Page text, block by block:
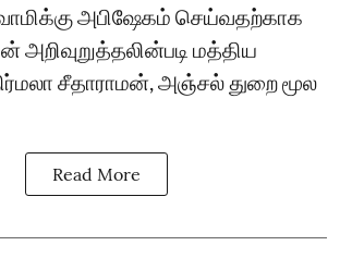
அபிஷேகம் செய்வதற்காக
அறிவுறுத்தலின்படி மத்திய
சீதாராமன், அஞ்சல் துறை மூல
Read More